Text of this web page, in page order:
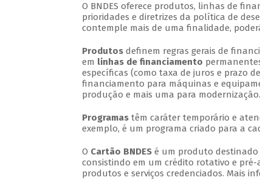
O BNDES oferece produtos, linhas de
prioridades e diretrizes da política de
contemple mais de uma finalidade,
Produtosdefinem regras gerais de
em linhas de financiamento
específicas (como taxa de juros e prazo
financiamento para máquinas e
produção e mais uma para modernização.
Programas têm caráter temporário e
exemplo, é um programa criado para a
O Cartão BNDESé um produto destinado
consistindo em um crédito rotativo e pré-
produtos e serviços credenciados. Mais